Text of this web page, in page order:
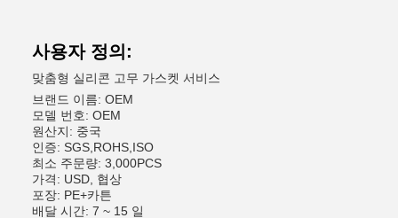
사용자 정의:
맞춤형 실리콘 고무 가스켓 서비스
브랜드 이름: OEM
모델 번호: OEM
원산지: 중국
인증: SGS,ROHS,ISO
최소 주문량: 3,000PCS
가격: USD, 협상
포장: PE+카튼
배달 시간: 7 ~ 15 일